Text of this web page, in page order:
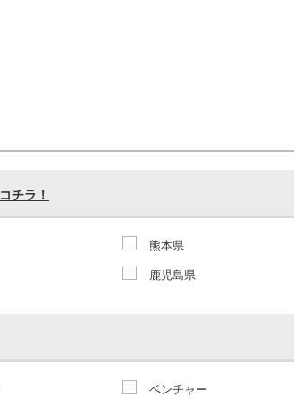
コチラ！
熊本県
鹿児島県
ベンチャー